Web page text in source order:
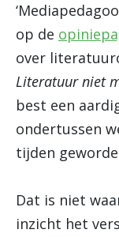
op de
over
Literatuur niet
best een
ondertussen
tijden
Dat is niet
inzicht het